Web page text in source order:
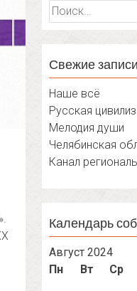
Найти:
Свежие записи
Наше всё
Русская
Мелодия души
Челябинская
Канал
Календарь
Август 2024
Пн
Вт Ср